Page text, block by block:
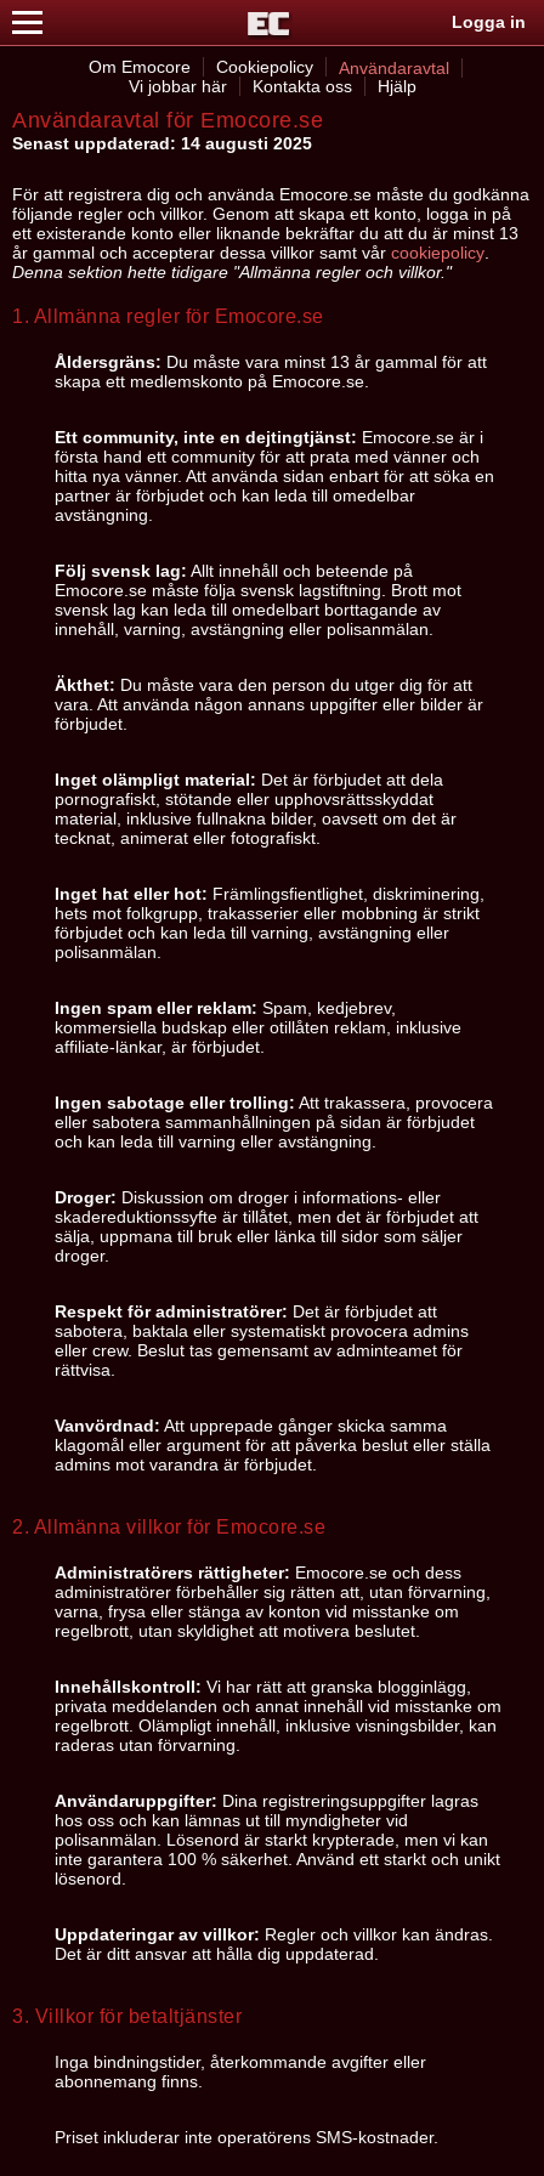
Logga in
Om Emocore Cookiepolicy
Användaravtal
Vi jobbar här
Kontakta oss Hjälp
Användaravtal för Emocore.se
Senast uppdaterad: 14 augusti 2025
För att registrera dig och använda Emocore.se måste du godkänna
följande regler och villkor. Genom att skapa ett konto, logga in på
ett existerande konto eller liknande bekräftar du att du är minst 13
år gammal och accepterar dessa villkor samt vår cookiepolicy
Denna sektion hette tidigare "Allmänna regler och villkor."
1. Allmänna regler för Emocore.se
Åldersgräns: Du måste vara minst 13 år gammal för att
skapa ett medlemskonto på Emocore.se.
Ett community, inte en dejtingtjänst: Emocore.se är i
första hand ett community för att prata med vänner och
hitta nya vänner. Att använda sidan enbart för att söka en
partner är förbjudet och kan leda till omedelbar
avstängning.
Följ svensk lag: Allt innehåll och beteende på
Emocore.se måste följa svensk lagstiftning. Brott mot
svensk lag kan leda till omedelbart borttagande av
innehåll, varning, avstängning eller polisanmälan.
Äkthet: Du måste vara den person du utger dig för att
vara. Att använda någon annans uppgifter eller bilder är
förbjudet.
Inget olämpligt material: Det är förbjudet att dela
pornografiskt, stötande eller upphovsrättsskyddat
material, inklusive fullnakna bilder, oavsett om det är
tecknat, animerat eller fotografiskt.
Inget hat eller hot: Främlingsfientlighet, diskriminering,
hets mot folkgrupp, trakasserier eller mobbning är strikt
förbjudet och kan leda till varning, avstängning eller
polisanmälan.
Ingen spam eller reklam: Spam, kedjebrev,
kommersiella budskap eller otillåten reklam, inklusive
affiliate-länkar, är förbjudet.
Ingen sabotage eller trolling: Att trakassera, provocera
eller sabotera sammanhållningen på sidan är förbjudet
och kan leda till varning eller avstängning.
Droger: Diskussion om droger i informations- eller
skadereduktionssyfte är tillåtet, men det är förbjudet att
sälja, uppmana till bruk eller länka till sidor som säljer
droger.
Respekt för administratörer: Det är förbjudet att
sabotera, baktala eller systematiskt provocera admins
eller crew. Beslut tas gemensamt av adminteamet för
rättvisa.
Vanvördnad: Att upprepade gånger skicka samma
klagomål eller argument för att påverka beslut eller ställa
admins mot varandra är förbjudet.
2. Allmänna villkor för Emocore.se
Administratörers rättigheter: Emocore.se och dess
administratörer förbehåller sig rätten att, utan förvarning,
varna, frysa eller stänga av konton vid misstanke om
regelbrott, utan skyldighet att motivera beslutet.
Innehållskontroll: Vi har rätt att granska blogginlägg,
privata meddelanden och annat innehåll vid misstanke om
regelbrott. Olämpligt innehåll, inklusive visningsbilder, kan
raderas utan förvarning.
Användaruppgifter: Dina registreringsuppgifter lagras
hos oss och kan lämnas ut till myndigheter vid
polisanmälan. Lösenord är starkt krypterade, men vi kan
inte garantera 100 % säkerhet. Använd ett starkt och unikt
lösenord.
Uppdateringar av villkor: Regler och villkor kan ändras.
Det är ditt ansvar att hålla dig uppdaterad.
3. Villkor för betaltjänster
Inga bindningstider, återkommande avgifter eller
abonnemang finns.
Priset inkluderar inte operatörens SMS-kostnader.